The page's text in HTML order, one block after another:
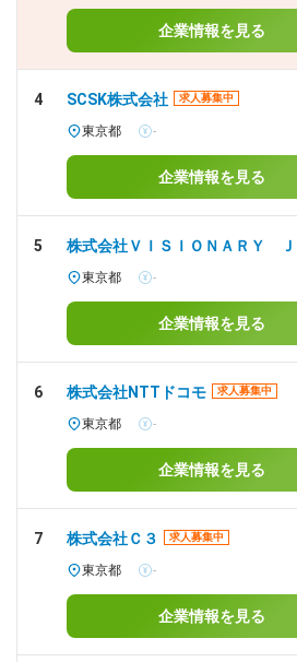
企業情報を見る
4 SCSK株式会社 求人募集中
東京都 -
企業情報を見る
5 株式会社ＶＩＳＩＯＮＡＲＹ Ｊ
東京都 -
企業情報を見る
6 株式会社NTTドコモ 求人募集中
東京都 -
企業情報を見る
7 株式会社Ｃ３ 求人募集中
東京都 -
企業情報を見る